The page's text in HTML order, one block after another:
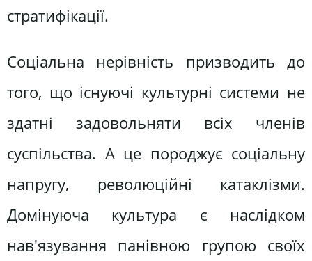
стратифікації.
Соціальна нерівність призводить до
того, що існуючі культурні системи не
здатні задовольняти всіх членів
суспільства. А це породжує соціальну
напругу, революційні катаклізми.
Домінуюча культура є наслідком
нав'язування панівною групою своїх